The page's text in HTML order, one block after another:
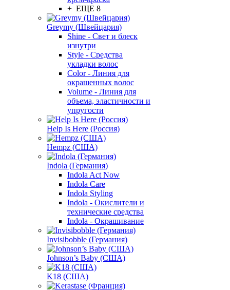
+ ЕЩЕ 8
Greymy (Швейцария)
Shine - Свет и блеск
изнутри
Style - Средства
укладки волос
Color - Линия для
окрашенных волос
Volume - Линия для
объема, эластичности и
упругости
Help Is Here (Россия)
Hempz (США)
Indola (Германия)
Indola Act Now
Indola Care
Indola Styling
Indola - Окислители и
технические средства
Indola - Окрашивание
Invisibobble (Германия)
Johnson’s Baby (США)
K18 (США)